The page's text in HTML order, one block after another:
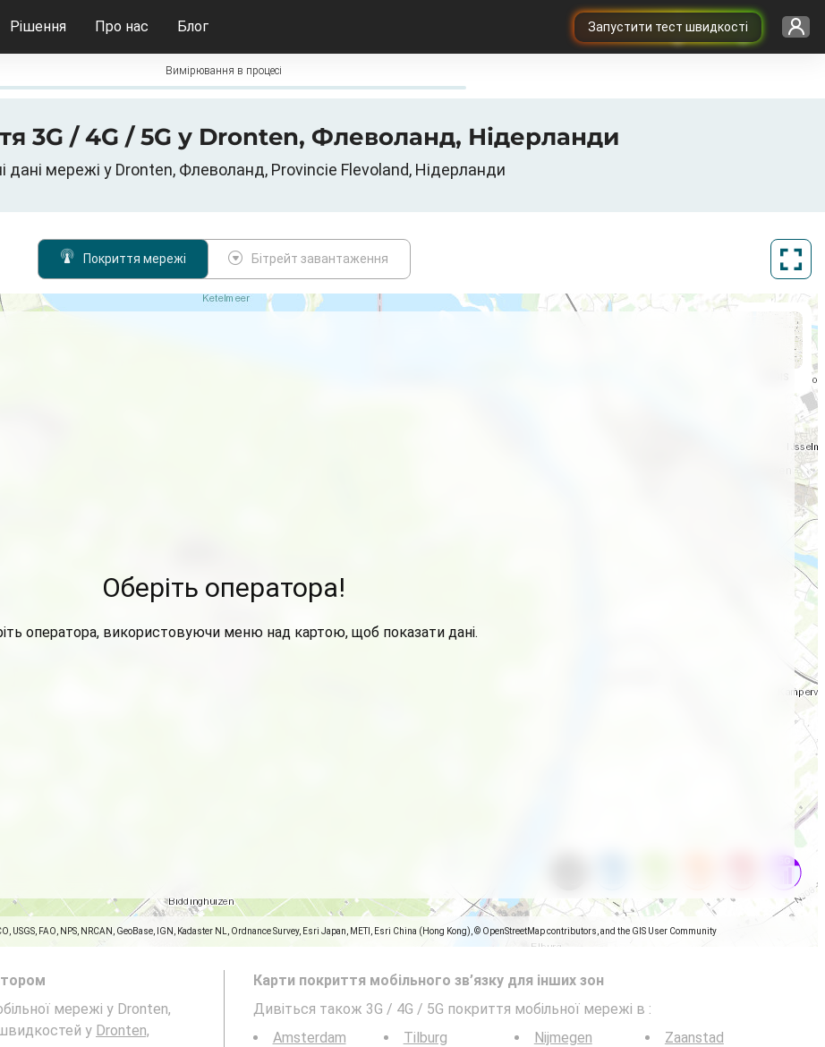
Запустити тест швидкості
Рішення Про нас Блог
Вимірювання в процесі
3G / 4G / 5G у Dronten, Флеволанд, Нідерланди
дані мережі у Dronten, Флеволанд, Provincie Flevoland, Нідерланди
Покриття мережі Бітрейт завантаження
USGS, FAO, NPS, NRCAN, GeoBase, IGN, Kadaster NL, Ordnance Survey, Esri Japan, METI, Esri China (Hong Kong), © OpenStreetMap contributors, and the GIS User Community
Оберіть оператора!
оператора, використовуючи меню над картою, щоб показати дані.
мережі у Dronten,
у Dronten,
Карти покриття мобільного зв’язку для інших зон
Дивіться також 3G / 4G / 5G покриття мобільної мережі в :
Amsterdam
Tilburg
Nijmegen
Zaanstad